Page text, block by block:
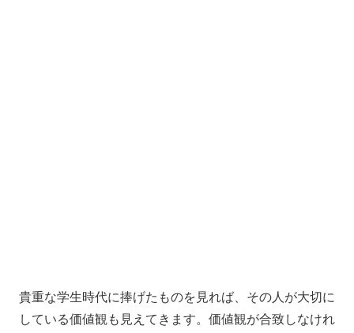
貴重な学生時代に捧げたものを見れば、その人が大切に
している価値観も見えてきます。価値観が合致しなけれ